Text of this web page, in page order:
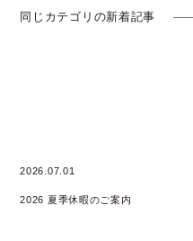
同じカテゴリの新着記事
2026.07.01
2026 夏季休暇のご案内